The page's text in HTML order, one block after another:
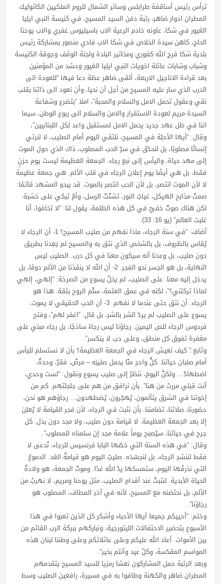
ترأس رئيس أساقفة طرابلس وسائر الشمال للروم الملكيين الكاثوليك
المطران ادوار ضاهر، رتبة دفن السيد المسيح، في كنيسة النبي ايليا
الغيور في شكا، عاونه خادم الرعية الاب باسيليوس غفري والاب يوحنا
الحاج، كاهن سيدة الخلاص في شكا الاب فادي منصور بمشاركة رئيس
بلدية شكا فرج الله كفوري ومخاتير البلدة ولجنة الوقف وجوقة الكنيسة
وشباب وشابات عائلة اخويات النبي ايليا الغيور وحشد من المؤمنين.
بعد قراءة الاناجيل الاربعة، ألقى ضاهر عظة دعا فيها “للعودة الى
الدرب الذي سار عليه المسيح من أجل أن نحيا، وأن نعود الى ذاتنا بقلب
نقي وعقول تحمل الامل والسلام والمحبة”، املا “بتضرع وشفاعة
السيدة مريم لعودة الاستقرار والامن والسلام الى ربوع الوطن، سيما
اننا في ظل عهد جديد يحمل الامل لمستقبل واعد لكل اللبنانيين”،
وقال: “أيها الأحبّة في المسيح، نلتقي اليوم أمام الصليب، لا لنرثي
إنسانًا مصلوبًا، بل لنحدّق في سرّ الحب المصلوب، ذاك الذي حول الموت
إلى مهد حياة، واليأس إلى نبع رجاء. الجمعة العظيمة ليست يوم حزنٍ
فقط، بل هي أيضًا يوم إعلان الرجاء في قلب الألم. هي جمعة عظيمة
لا لأن الموت انتصر، بل لأن الحب انتصر بالموت. قد يبدو المشهد قاتمًا:
صمتُ مذابح الهيكل، غيابُ النور، تشتّتُ الرسل، وأمٌ تبكي على خشبة.
لكن هناك صوتٌ خفيٌ في كل هذه الظلمة، يقول لنا: “لا تخافوا، أنا
غلبت العالم” (يو 16: 33).
أضاف: “في سنة الرجاء، ماذا نفهم من صليب المسيح؟ 1- أن الرجاء لا
يُقاس بالظروف، بل بالشخص الذي نثق به والمسيح لم يَعِدنا بطريق
دون صليب، بل وعدنا أنه سيكون معنا في كل درب. الصليب ليس
النهاية، بل هو الجسر نحو الفجر. 2- أن الله لا ينقذنا من الألم دومًا، بل
يدخل إليه معنا. على الصليب، لم يخلُ يسوع من الصرخة: “إلهي، إلهي
لماذا تركتني؟”، لكنه في عمق العتمة، سلّم الروح بثقة. هذا هو
الرجاء: أن نثق حتى عندما لا نفهم. 3- أن الحب الحقيقي لا يموت،
يسوع على الصليب لم يردّ الشر بالشر، بل قال: “اغفر لهم”، وفتح
فردوس الرجاء للص اليمين. رجاؤنا ليس رجاءً ساذجًا، بل رجاء مبني على
مغفرة تفوق كل منطق، وعلى حب لا ينكسر”.
وتابع:” كيف نعيش الرجاء في الجمعة العظيمة؟ بأن لا نستسلم لليأس
أمام صلبان حياتنا. كلُّ واحدٍ منّا يحمل صليبَه – مرضٌ، فقرٌ، وحدةٌ،
اضطهادٌ… ولكنَّ اليومَ، ننظرُ إلى صليب يسوع ونقول: “لست وحدي،
أنت قبلي مررتَ من هنا”. بأن نرافق من هم على جلجلتهم. كم من
إخوتنا في الشرق يتألمون، يُهجّرون، يُضطهدون… رجاؤهم هو نحن،
حضورنا، صلاتنا، تضامننا. بأن نثبت في الرجاء، لأن فجر القيامة لا يُعلن
إلا بعد الجمعة العظيمة. لا قيامة دون صليب، ولا مجد دون بذل. كل
جرح في حياتنا، سيُصبح يوماً علامة مجد إن سلمناه للمصلوب”.
وقال: “في هذه السنة التي خصّها البابا فرنسيس للرجاء، نُدعى لا
فقط لننشدِ الرجاء، بل لنجسّدَه. صليبُ اليوم هو قيامةُ الغد. الدموعُ
التي نذرفُها اليوم، ستمسحُها يدُ الله غدًا. وموتُ الجمعة، هو ولادةُ
الحياة الأبدية. لنثبتْ عند أقدامِ الصليب، مثلَ يوحنا ومريم، لا نهربْ من
الألم، بل نحتضنه مع المسيح، لأنه في آخر المطاف، المصلوب هو
رجاؤنا”.
وختم: “أحييكم جميعا أيها الأحباء وأشكر كل الذين تعبوا في هذا
الأسبوع بتحضير الاحتفالات الليتورجية، ونباركهم ببركة الرب القائم من
بين الأموات. أعاد الله عليكم وعلى عائلاتكم وعلى وطننا لبنان هذه
المواسم المقدّسة، وكلّ عيد وأنتم بخير”.
وبعد الرتبة حمل المشاركون نعشا رمزيا للسيد المسيح يتقدمهم
المطران ضاهر والكهنة وطافوا به في مسيرة، رافعين الصليب وسط